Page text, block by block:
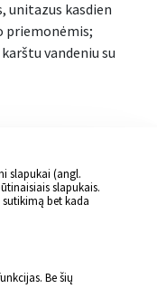
unitazus kasdien
priemonėmis;
vandeniu su
slapukai (angl.
slapukais.
bet kada
Be šių